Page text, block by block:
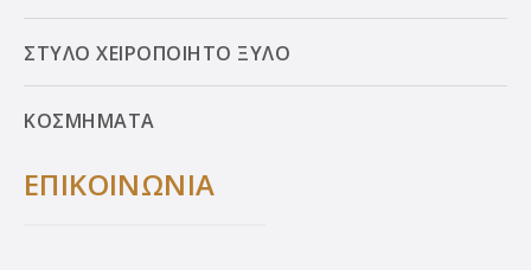
ΣΤΥΛΟ ΧΕΙΡΟΠΟΙΗΤΟ ΞΥΛΟ
ΚΟΣΜΗΜΑΤΑ
ΕΠΙΚΟΙΝΩΝΙΑ